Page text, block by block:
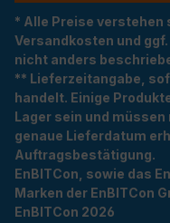
* Alle Preise verstehen
Versandkosten und
nicht anders
** Lieferzeitangabe,
handelt. Einige
Lager sein und
genaue Lieferdatum
Auftragsbestätigung.
EnBITCon, sowie das
Marken der EnBITCon
EnBITCon 2026